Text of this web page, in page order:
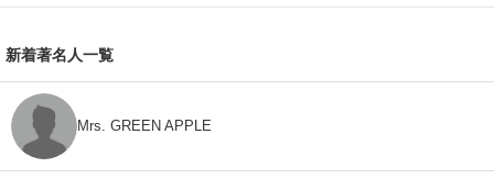
新着著名人一覧
Mrs. GREEN APPLE